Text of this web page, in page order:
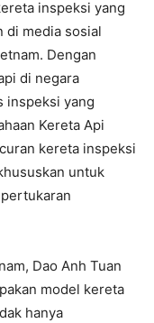
inspeksi yang
di media sosial
Dengan
di negara
inspeksi yang
Kereta Api
kereta inspeksi
untuk
Dao Anh Tuan
model kereta
hanya